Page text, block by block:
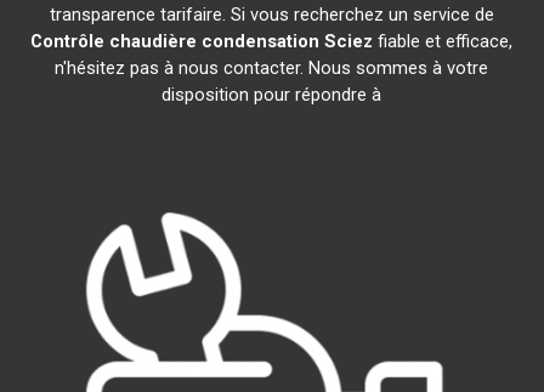
transparence tarifaire. Si vous recherchez un service de
Contrôle chaudière condensation Sciez fiable et efficace,
n'hésitez pas à nous contacter. Nous sommes à votre
disposition pour répondre à